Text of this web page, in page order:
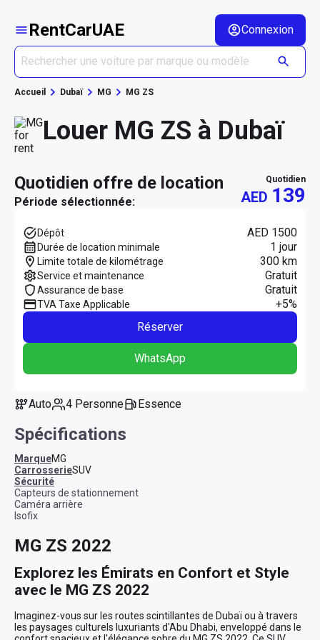
RentCarUAE Connexion
Accueil Dubaï MG MG ZS
Louer MG ZS à Dubaï
quotidien offre de location
Période sélectionnée:
quotidien
AED 139
Dépôt AED 1500
Durée de location minimale 1 jour
Limite totale de kilométrage 300 km
Service et maintenance Gratuit
Assurance de base Gratuit
TVA Taxe Applicable
+5%
Réserver
WhatsApp
Auto 4 Personne Essence
Spécifications
MarqueMG
CarrosserieSUV
sécurité
Capteurs de stationnement
Caméra arrière
Isofix
MG ZS 2022
Explorez les Émirats en Confort et Style
avec le MG ZS 2022
Imaginez-vous sur les routes scintillantes de Dubaï ou à travers
les paysages culturels luxuriants d'Abu Dhabi, enveloppé dans le